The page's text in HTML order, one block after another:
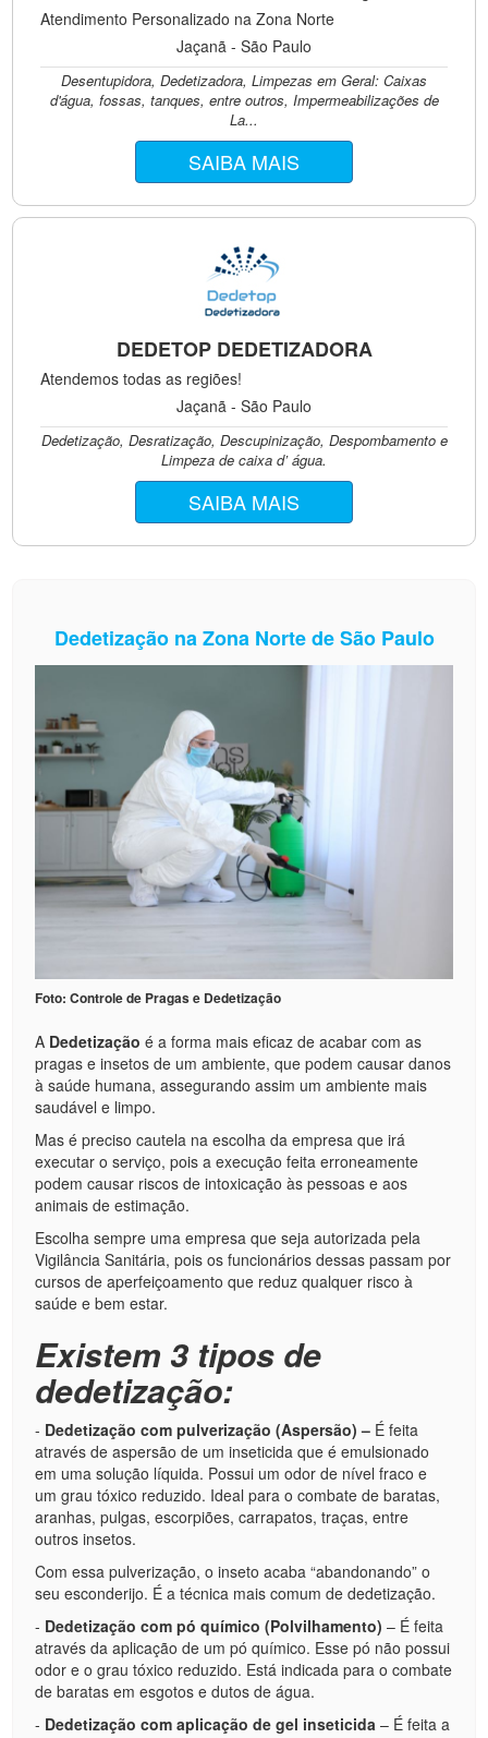
Atendimento Personalizado na Zona Norte
Jaçanã - São Paulo
Desentupidora, Dedetizadora, Limpezas em Geral: Caixas
d'água, fossas, tanques, entre outros, Impermeabilizações de
La...
SAIBA MAIS
DEDETOP DEDETIZADORA
Atendemos todas as regiões!
Jaçanã - São Paulo
Dedetização, Desratização, Descupinização, Despombamento e
Limpeza de caixa d’ água.
SAIBA MAIS
Dedetização na Zona Norte de São Paulo
Foto: Controle de Pragas e Dedetização
A Dedetizaçãoé a forma mais eficaz de acabar com as
pragas e insetos de um ambiente, que podem causar danos
à saúde humana, assegurando assim um ambiente mais
saudável e limpo.
Mas é preciso cautela na escolha da empresa que irá
executar o serviço, pois a execução feita erroneamente
podem causar riscos de intoxicação às pessoas e aos
animais de estimação.
Escolha sempre uma empresa que seja autorizada pela
Vigilância Sanitária, pois os funcionários dessas passam por
cursos de aperfeiçoamento que reduz qualquer risco à
saúde e bem estar.
Existem 3 tipos de
dedetização:
- Dedetização com pulverização (Aspersão) – É feita
através de aspersão de um inseticida que é emulsionado
em uma solução líquida. Possui um odor de nível fraco e
um grau tóxico reduzido. Ideal para o combate de baratas,
aranhas, pulgas, escorpiões, carrapatos, traças, entre
outros insetos.
Com essa pulverização, o inseto acaba “abandonando” o
seu esconderijo. É a técnica mais comum de dedetização.
- Dedetização com pó químico (Polvilhamento) – É feita
através da aplicação de um pó químico. Esse pó não possui
odor e o grau tóxico reduzido. Está indicada para o combate
de baratas em esgotos e dutos de água.
- Dedetização com aplicação de gel inseticida – É feita a